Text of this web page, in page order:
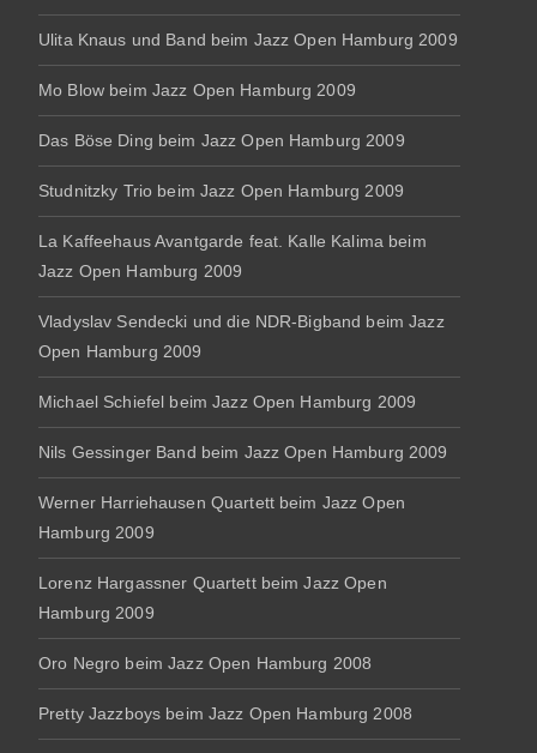
Ulita Knaus und Band beim Jazz Open Hamburg 2009
Mo Blow beim Jazz Open Hamburg 2009
Das Böse Ding beim Jazz Open Hamburg 2009
Studnitzky Trio beim Jazz Open Hamburg 2009
La Kaffeehaus Avantgarde feat. Kalle Kalima beim
Jazz Open Hamburg 2009
Vladyslav Sendecki und die NDR-Bigband beim Jazz
Open Hamburg 2009
Michael Schiefel beim Jazz Open Hamburg 2009
Nils Gessinger Band beim Jazz Open Hamburg 2009
Werner Harriehausen Quartett beim Jazz Open
Hamburg 2009
Lorenz Hargassner Quartett beim Jazz Open
Hamburg 2009
Oro Negro beim Jazz Open Hamburg 2008
Pretty Jazzboys beim Jazz Open Hamburg 2008